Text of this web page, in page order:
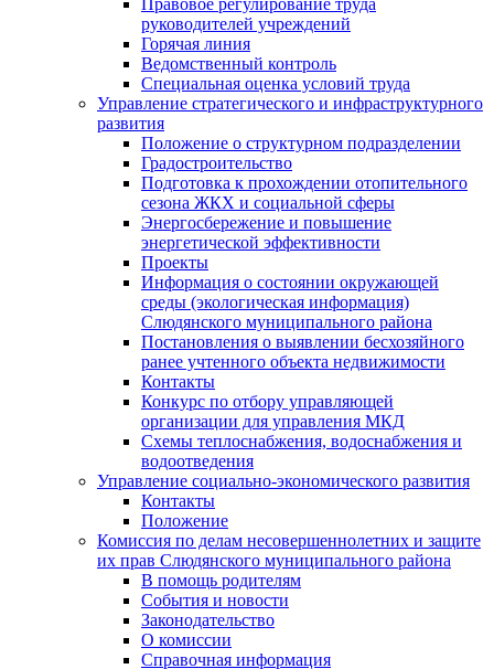
Правовое регулирование труда
руководителей учреждений
Горячая линия
Ведомственный контроль
Специальная оценка условий труда
Управление стратегического и инфраструктурного
развития
Положение о структурном подразделении
Градостроительство
Подготовка к прохождении отопительного
сезона ЖКХ и социальной сферы
Энергосбережение и повышение
энергетической эффективности
Проекты
Информация о состоянии окружающей
среды (экологическая информация)
Слюдянского муниципального района
Постановления о выявлении бесхозяйного
ранее учтенного объекта недвижимости
Контакты
Конкурс по отбору управляющей
организации для управления МКД
Схемы теплоснабжения, водоснабжения и
водоотведения
Управление социально-экономического развития
Контакты
Положение
Комиссия по делам несовершеннолетних и защите
их прав Слюдянского муниципального района
В помощь родителям
События и новости
Законодательство
О комиссии
Справочная информация